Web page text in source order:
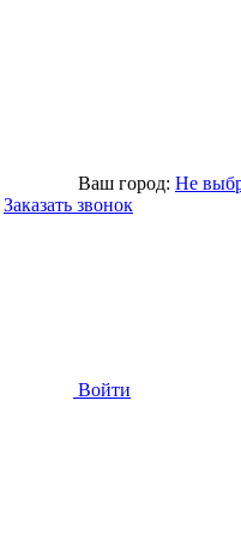
Ваш город: Не
Заказать звонок
Войти